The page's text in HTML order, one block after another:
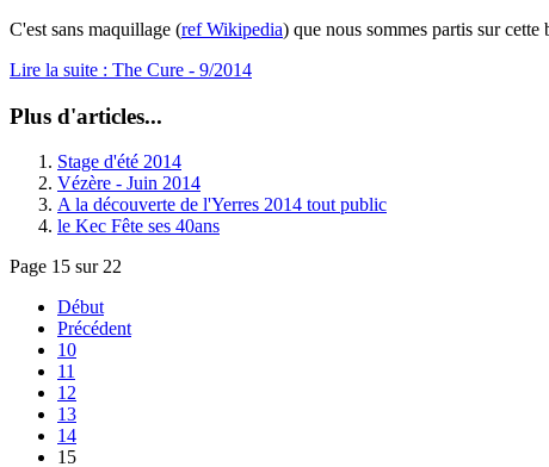
C'est sans maquillage (ref Wikipedia) que nous sommes partis sur
Lire la suite : The Cure - 9/2014
Plus d'articles...
Stage d'été 2014
Vézère - Juin 2014
A la découverte de l'Yerres 2014 tout public
le Kec Fête ses 40ans
Page 15 sur 22
Début
Précédent
10
11
12
13
14
15